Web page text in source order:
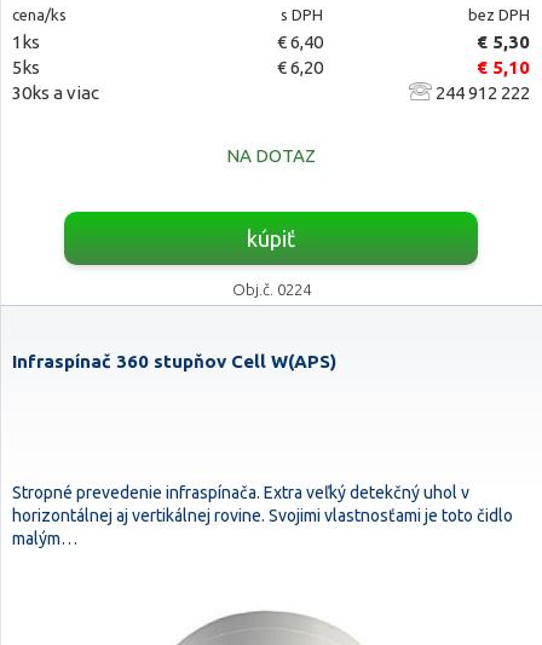
cena/ks s DPH bez DPH
1ks € 6,40
€ 5,30
5ks
€ 6,20
€ 5,10
30ks a viac
244 912 222
NA DOTAZ
kúpiť
Obj.č. 0224
Infraspínač 360 stupňov Cell W(APS)
Stropné prevedenie infraspínača. Extra veľký detekčný uhol v
horizontálnej aj vertikálnej rovine. Svojimi vlastnosťami je toto čidlo
malým…